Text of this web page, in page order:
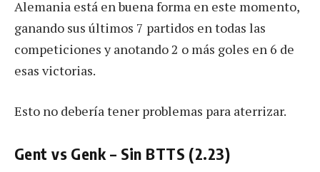
Alemania está en buena forma en este momento,
ganando sus últimos 7 partidos en todas las
competiciones y anotando 2 o más goles en 6 de
esas victorias.
Esto no debería tener problemas para aterrizar.
Gent vs Genk – Sin BTTS (2.23)